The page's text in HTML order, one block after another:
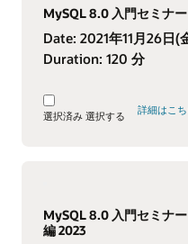
MySQL 8.0 入門セミナ
Date: 2021年11月26日(
Duration: 120 分
選択済み 選択する 詳細はこ
MySQL 8.0 入門セミナ
編 2023